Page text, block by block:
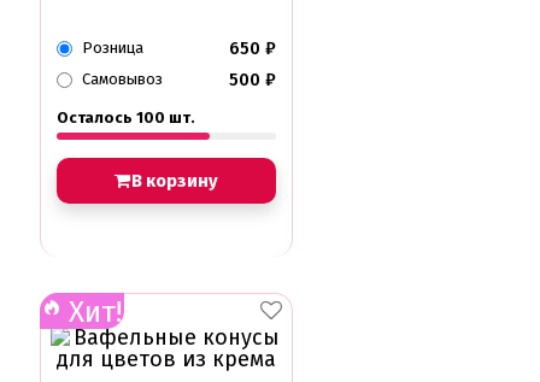
Розница 650 ₽
Самовывоз 500 ₽
Осталось 100 шт.
В корзину
Хит!